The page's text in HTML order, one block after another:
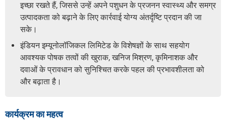
इच्छा रखते हैं, जिससे उन्हें अपने पशुधन के प्रजनन स्वास्थ्य और समग्र
उत्पादकता को बढ़ाने के लिए कार्रवाई योग्य अंतर्दृष्टि प्रदान की जा
सके।
इंडियन इम्यूनोलॉजिकल लिमिटेड के विशेषज्ञों के साथ सहयोग
आवश्यक पोषक तत्वों की खुराक, खनिज मिश्रण, कृमिनाशक और
दवाओं के प्रावधान को सुनिश्चित करके पहल की प्रभावशीलता को
और बढ़ाता है।
कार्यक्रम का महत्व